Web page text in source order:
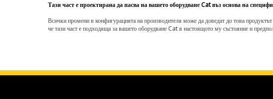
Тази част е проектирана да пасва на вашето оборудване Cat въз основа на
Всички промени в конфигурацията на производителя може да доведат до това
че тази част е подходяща за вашето оборудване Cat в настоящото му състояние и